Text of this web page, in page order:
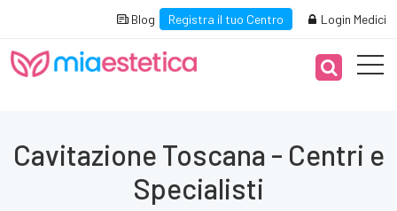
Blog Registra il tuo Centro Login Medici
Cavitazione Toscana - Centri e
Specialisti